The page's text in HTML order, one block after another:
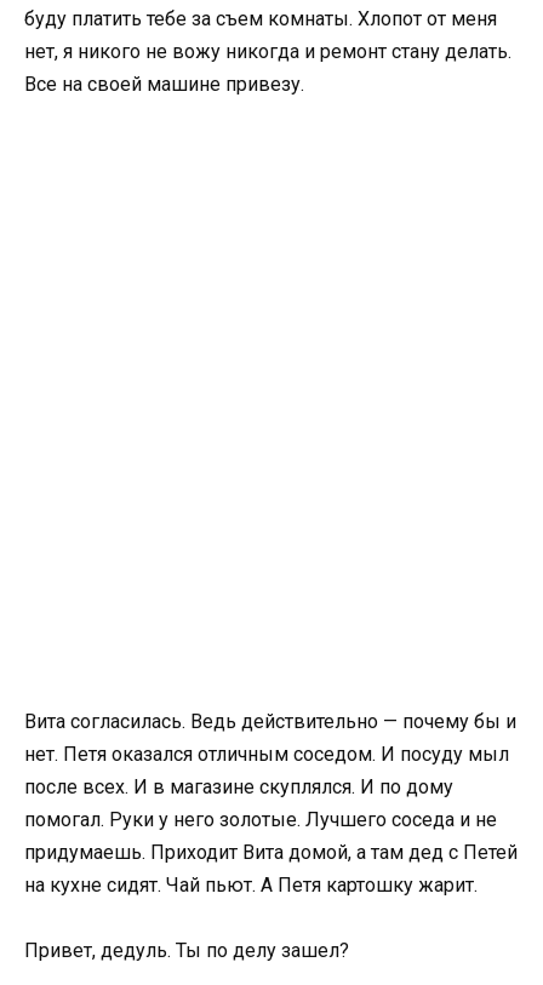
буду платить тебе за съем комнаты. Хлопот от меня
нет, я никого не вожу никогда и ремонт стану делать.
Все на своей машине привезу.
Вита согласилась. Ведь действительно — почему бы и
нет. Петя оказался отличным соседом. И посуду мыл
после всех. И в магазине скуплялся. И по дому
помогал. Руки у него золотые. Лучшего соседа и не
придумаешь. Приходит Вита домой, а там дед с Петей
на кухне сидят. Чай пьют. А Петя картошку жарит.
Привет, дедуль. Ты по делу зашел?